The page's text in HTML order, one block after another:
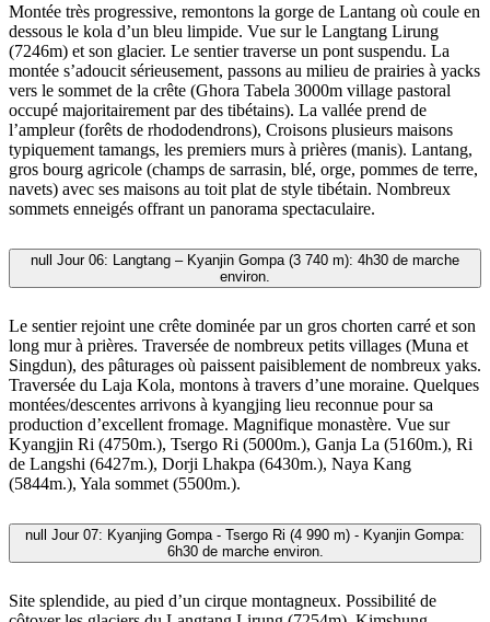
Montée très progressive, remontons la gorge de Lantang où coule en
dessous le kola d’un bleu limpide. Vue sur le Langtang Lirung
(7246m) et son glacier. Le sentier traverse un pont suspendu. La
montée s’adoucit sérieusement, passons au milieu de prairies à yacks
vers le sommet de la crête (Ghora Tabela 3000m village pastoral
occupé majoritairement par des tibétains). La vallée prend de
l’ampleur (forêts de rhododendrons), Croisons plusieurs maisons
typiquement tamangs, les premiers murs à prières (manis). Lantang,
gros bourg agricole (champs de sarrasin, blé, orge, pommes de terre,
navets) avec ses maisons au toit plat de style tibétain. Nombreux
sommets enneigés offrant un panorama spectaculaire.
null
Jour 06: Langtang – Kyanjin Gompa (3 740 m): 4h30 de marche
environ.
Le sentier rejoint une crête dominée par un gros chorten carré et son
long mur à prières. Traversée de nombreux petits villages (Muna et
Singdun), des pâturages où paissent paisiblement de nombreux yaks.
Traversée du Laja Kola, montons à travers d’une moraine. Quelques
montées/descentes arrivons à kyangjing lieu reconnue pour sa
production d’excellent fromage. Magnifique monastère. Vue sur
Kyangjin Ri (4750m.), Tsergo Ri (5000m.), Ganja La (5160m.), Ri
de Langshi (6427m.), Dorji Lhakpa (6430m.), Naya Kang
(5844m.), Yala sommet (5500m.).
null
Jour 07: Kyanjing Gompa - Tsergo Ri (4 990 m) - Kyanjin Gompa:
6h30 de marche environ.
Site splendide, au pied d’un cirque montagneux. Possibilité de